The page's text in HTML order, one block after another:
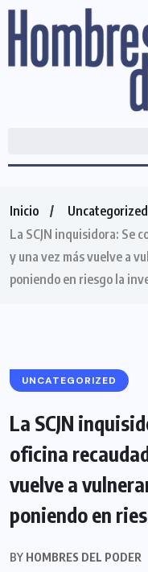
Inicio
Uncategorized
La SCJN inquisidora: Se
y una vez más vuelve a
poniendo en riesgo la
UNCATEGORIZED
La SCJN
oficina
vuelve a
poniendo en
BY HOMBRES DEL PODER